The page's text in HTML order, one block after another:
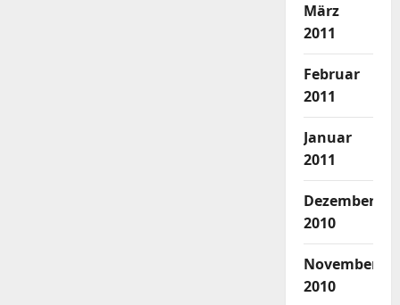
März
2011
Februar
2011
Januar
2011
Dezember
2010
November
2010